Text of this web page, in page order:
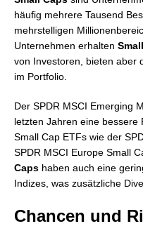
häufig mehrere Tausend
mehrstelligen
Unternehmen erhalten
von Investoren, bieten aber
im Portfolio.
Der SPDR MSCI Emerging
letzten Jahren eine
Small Cap ETFs wie der
SPDR MSCI Europe Small
Caps haben auch eine
Indizes, was zusätzliche
Chancen und